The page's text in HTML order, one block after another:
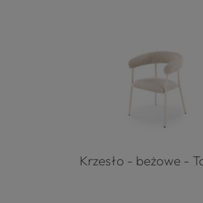
Krzesło - beżowe -